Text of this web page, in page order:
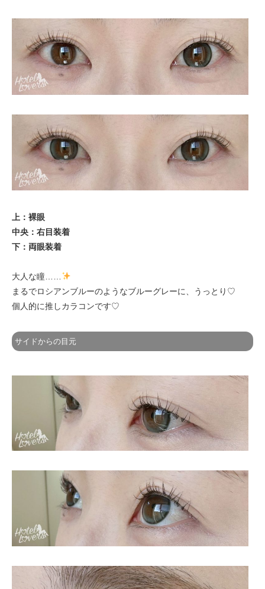
上：裸眼
中央：右目装着
下：両眼装着
大人な瞳……
まるでロシアンブルーのようなブルーグレーに、うっとり♡
個人的に推しカラコンです♡
サイドからの目元